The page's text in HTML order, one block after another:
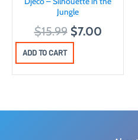
Jungle
$15.99 O
r
i
n
$7.00C
n
ADD TO CART